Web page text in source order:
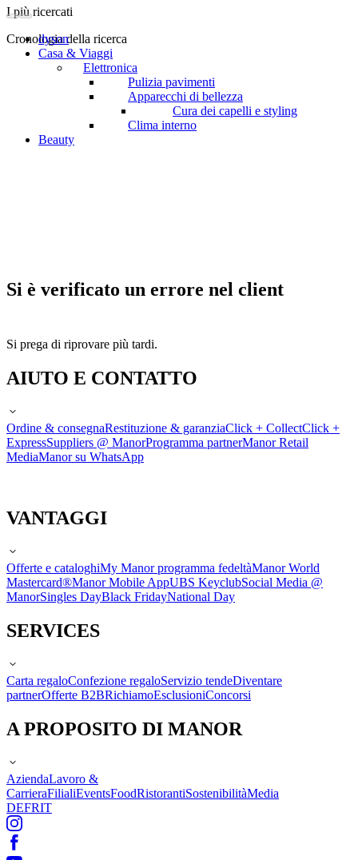
I più ricercati
Cronologia della ricerca
dyson
Casa & Viaggi
Elettronica
Pulizia pavimenti
Apparecchi di bellezza
Cura dei capelli e styling
Clima interno
Beauty
Si è verificato un errore nel client
Si prega di riprovare più tardi.
AIUTO E CONTATTO
Ordine & consegnaRestituzione & garanziaClick + CollectClick +
ExpressSuppliers @ ManorProgramma partnerManor Retail
MediaManor su WhatsApp
VANTAGGI
Offerte e cataloghiMy Manor programma fedeltàManor World
Mastercard®Manor Mobile AppUBS KeyclubSocial Media @
ManorSingles DayBlack FridayNational Day
SERVICES
Carta regaloConfezione regaloServizio tendeDiventare
partnerOfferte B2BRichiamoEsclusioniConcorsi
A PROPOSITO DI MANOR
AziendaLavoro &
CarrieraFilialiEventsFoodRistorantiSostenibilitàMedia
DEFRIT